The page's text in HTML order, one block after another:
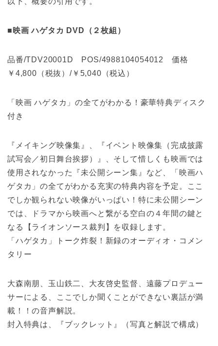
■映画 ハゲタカ DVD（２枚組）
品番/TDV20001D POS/4988104054012 価格
￥4,800（税抜）/￥5,040（税込）
「映画 ハゲタカ」の全てがわかる！豪華特典ディスク
付き
『メイキング映像集』、『イベント映像集（完成披露
試写会／初日舞台挨拶）』、そして惜しくも映画では
使用されなかった『未公開シーン集』など、「映画ハ
ゲタカ」の全てがわかる充実の特典内容を予定。ここ
でしか観られない映像がいっぱい！特に未公開シーン
では、ドラマから映画へと繋がる空白の４年間の鍵と
なる【ライオンソース裁判】を収録します。
「ハゲタカ」トーク炸裂！新録のオーディオ・コメン
タリー
大森南朋、玉山鉄二、大友啓史監督、遠藤プロデュー
サーによる、ここでしか聞くことができない裏話が満
載！！の音声解説。
封入特典は、『ブックレット』（写真と解説で構成）